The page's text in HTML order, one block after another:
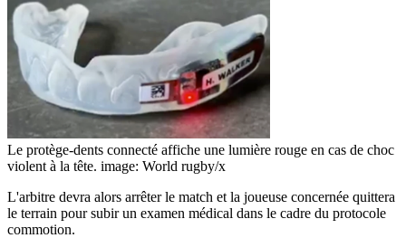
Le protège-dents connecté affiche une lumière rouge en cas de choc
violent à la tête. image: World rugby/x
L'arbitre devra alors arrêter le match et la joueuse concernée quittera
le terrain pour subir un examen médical dans le cadre du protocole
commotion.